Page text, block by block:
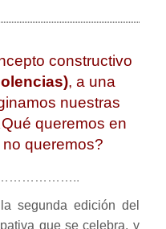
constructivo
, a una
nuestras
queremos en
queremos?
segunda edición del
que se celebra, y